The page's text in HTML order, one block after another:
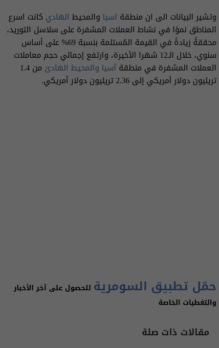
وتشير البيانات الى ان منطقة اسيا والمحيط الهادي كانت اسرع
المناطق نموًا في نشاط العملات المشفرة على سلاسل التوريد،
محققةً زيادةً في القيمة المُستلمة بنسبة 69% على أساس
سنوي، خلال الـ12 شهرا الأخيرة، وارتفع إجمالي حجم معاملات
العملات المشفرة في منطقةآسيا والمحيط الهادئ
من 1.4
تريليون دولار أمريكي إلى 2.36 تريليون دولار أمريكي.
حمّل تطبيق السومرية للحصول على آخر الأخبار
والتغطيات الخاصة
مقالات ذات صلة